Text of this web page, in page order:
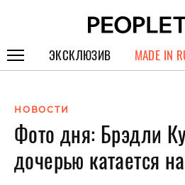
ЭКСКЛЮЗИВ
СПЕЦПРОЕКТЫ
ИНТЕРВЬЮ
ПОКОЛЕНИЕ
MADE IN
НОВОСТИ
Фото дня: Брэдли
дочерью катается